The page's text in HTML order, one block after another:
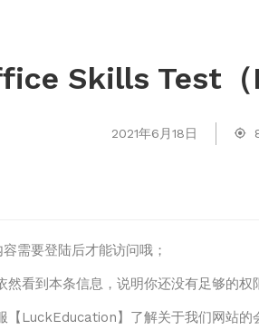
Skills Test（
2021年6月18日
需要登陆后才能访问哦；
然看到本条信息，说明你还没有足够的权
【LuckEducation】了解关于我们网站的